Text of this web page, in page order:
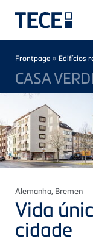
Frontpage » Edifícios
CASA
Alemanha, Bremen
Vida
cidade